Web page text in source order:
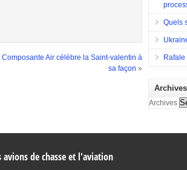
Composante Air célèbre la Saint-valentin à
sa façon »
Quels
Archives
Archives
avions de chasse et l'aviation